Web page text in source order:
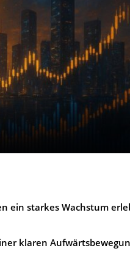
ein starkes Wachstum
klaren